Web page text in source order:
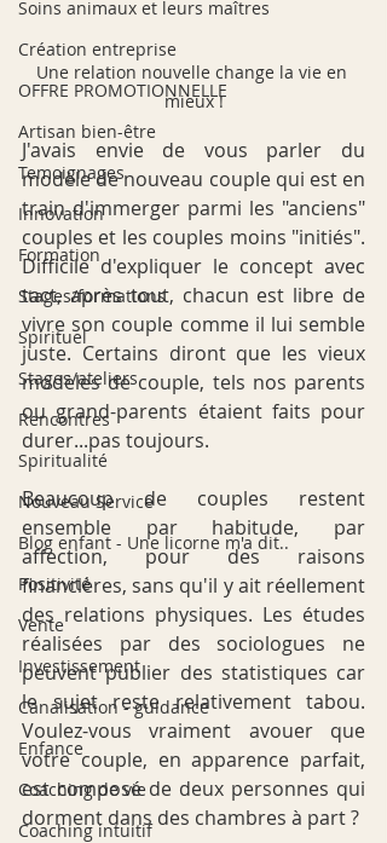
Soins animaux et leurs maîtres
Création entreprise
OFFRE PROMOTIONNELLE
Artisan bien-être
Temoignages
Innovation
Formation
Stages/formations
Spirituel
Stages/ateliers
Rencontres
Spiritualité
Nouveau Service
Blog enfant - Une licorne m'a dit..
Positivité
Vente
Investissement
Canalisation - guidance
Enfance
Coaching de vie
Coaching intuitif
Une relation nouvelle change la vie en
mieux !
J'avais envie de vous parler du
modèle de nouveau couple qui est en
train d'immerger parmi les "anciens"
couples et les couples moins "initiés".
Difficile d'expliquer le concept avec
tact, après tout, chacun est libre de
vivre son couple comme il lui semble
juste. Certains diront que les vieux
modèles de couple, tels nos parents
ou grand-parents étaient faits pour
durer...pas toujours.
Beaucoup de couples restent
ensemble par habitude, par
affection, pour des raisons
financières, sans qu'il y ait réellement
des relations physiques. Les études
réalisées par des sociologues ne
peuvent publier des statistiques car
le sujet reste relativement tabou.
Voulez-vous vraiment avouer que
votre couple, en apparence parfait,
est composé de deux personnes qui
dorment dans des chambres à part ?